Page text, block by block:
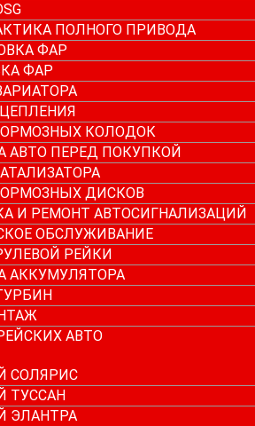
ПОЛНОГО ПРИВОДА
ФАР
ФАР
КОЛОДОК
АВТО ПЕРЕД ПОКУПКОЙ
ДИСКОВ
И РЕМОНТ АВТОСИГНАЛИЗАЦИЙ
ОБСЛУЖИВАНИЕ
РЕЙКИ
АККУМУЛЯТОРА
АВТО
СОЛЯРИС
ТУССАН
ЭЛАНТРА